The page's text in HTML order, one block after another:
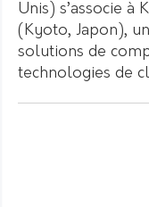
Unis) s’associe à
(Kyoto, Japon),
solutions de
technologies de